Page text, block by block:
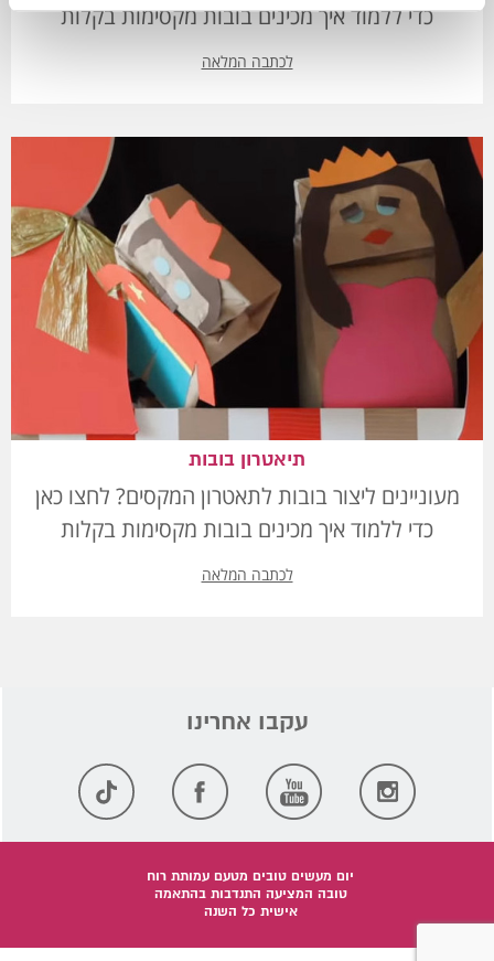
כדי ללמוד איך מכינים בובות מקסימות בקלות
לכתבה המלאה
תיאטרון בובות
מעוניינים ליצור בובות לתאטרון המקסים? לחצו כאן
כדי ללמוד איך מכינים בובות מקסימות בקלות
לכתבה המלאה
יום מעשים טובים מטעם עמותת רוח
טובה המציעה התנדבות בהתאמה
אישית כל השנה